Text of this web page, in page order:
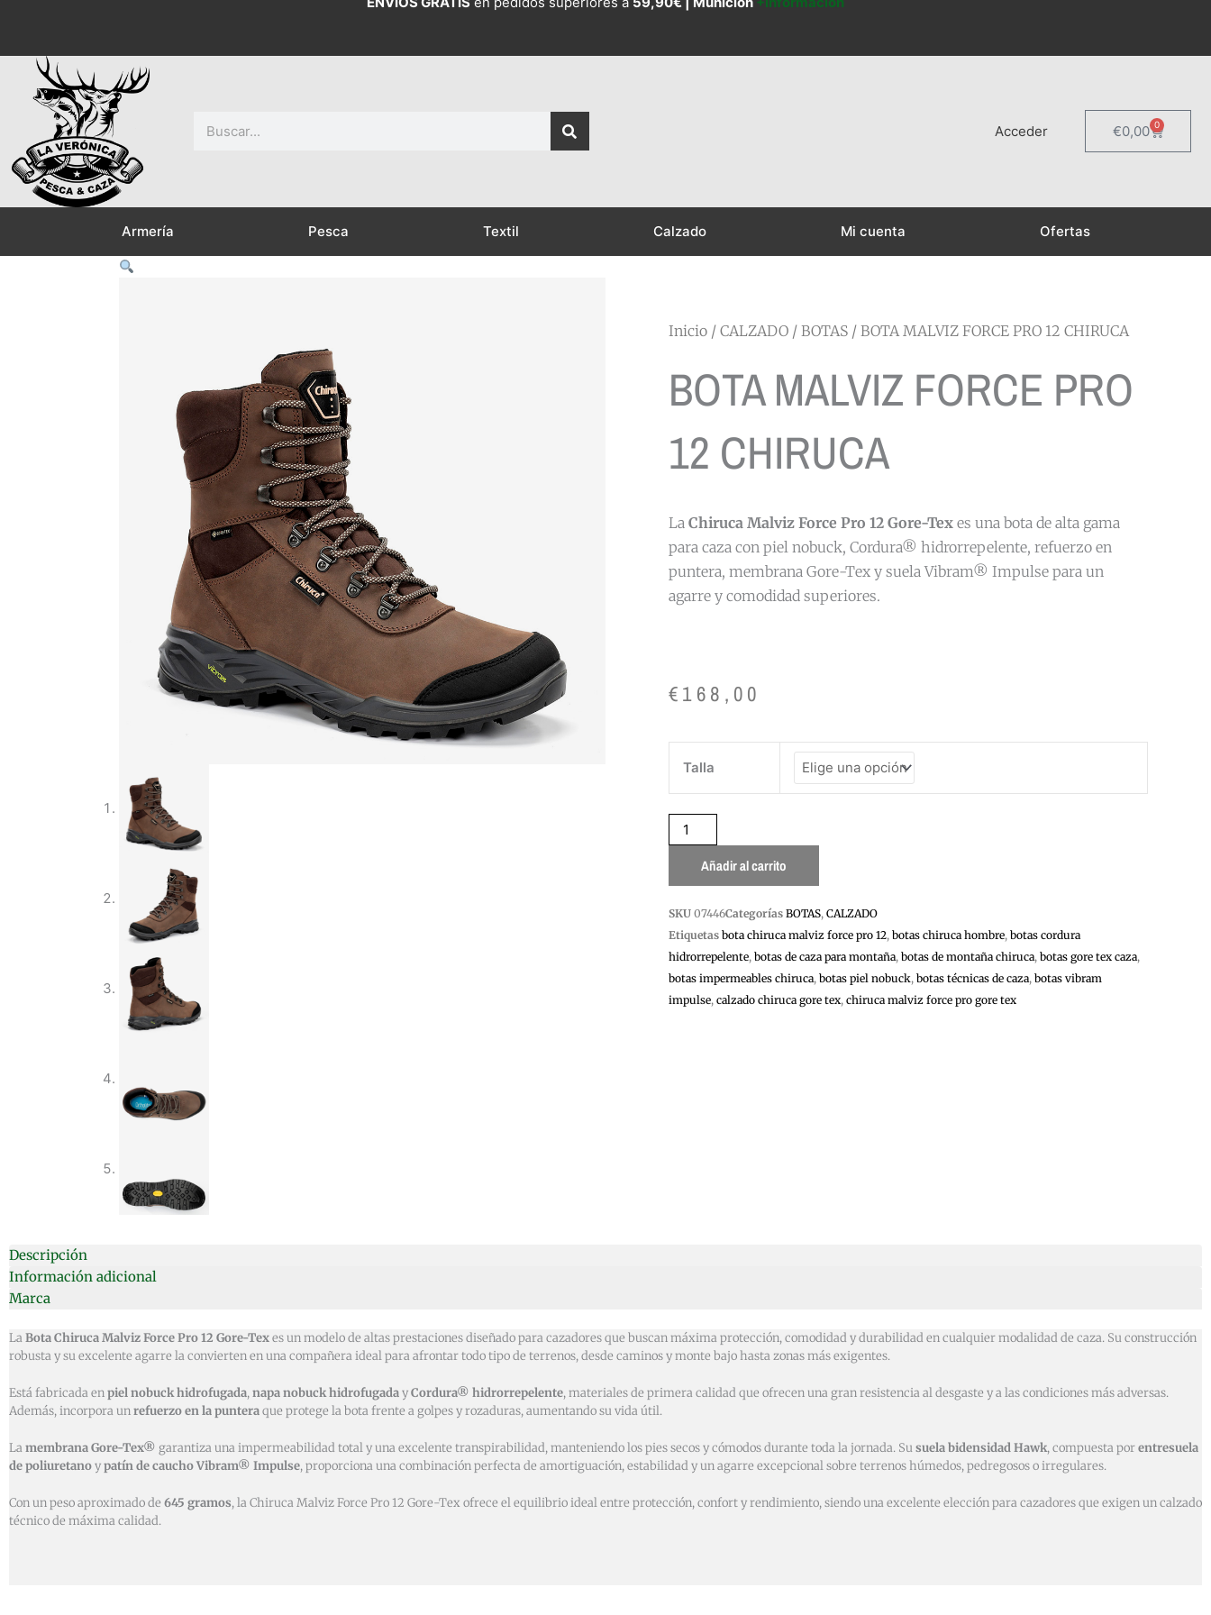
Acceder €0,00 0
Carrito
Armería Pesca Textil Calzado Mi cuenta Ofertas
Inicio / CALZADO / BOTAS / BOTA MALVIZ FORCE PRO 12 CHIRUCA
BOTA MALVIZ FORCE PRO
12 CHIRUCA
La Chiruca Malviz Force Pro 12 Gore-Tex es una bota de alta gama
para caza con piel nobuck, Cordura® hidrorrepelente, refuerzo en
puntera, membrana Gore-Tex y suela Vibram® Impulse para un
agarre y comodidad superiores.
€168,00
Talla
MALVIZ
FORCE
PRO
CHIRUCAAñadir al carrito
SKU 07446Categorías BOTAS, CALZADO
Etiquetas bota chiruca malviz force pro 12, botas chiruca hombre, botas cordura
hidrorrepelente, botas de caza para montaña, botas de montaña chiruca, botas gore tex caza,
botas impermeables chiruca, botas piel nobuck, botas técnicas de caza, botas vibram
impulse, calzado chiruca gore tex, chiruca malviz force pro gore tex
Descripción
Información adicional
Marca
LaBota Chiruca Malviz Force Pro 12 Gore-Texes un modelo de altas prestaciones diseñado para cazadores que buscan máxima protección, comodidad y durabilidad en cualquier modalidad de caza. Su construcción
robusta y su excelente agarre la convierten en una compañera ideal para afrontar todo tipo de terrenos, desde caminos y monte bajo hasta zonas más exigentes.
Está fabricada enpiel nobuck hidrofugada,napa nobuck hidrofugadayCordura® hidrorrepelente, materiales de primera calidad que ofrecen una gran resistencia al desgaste y a las condiciones más adversas.
Además, incorpora unrefuerzo en la punteraque protege la bota frente a golpes y rozaduras, aumentando su vida útil.
Lamembrana Gore-Tex® garantiza una impermeabilidad total y una excelente transpirabilidad, manteniendo los pies secos y cómodos durante toda la jornada. Susuela bidensidad Hawk, compuesta porentresuela
de poliuretanoypatín de caucho Vibram® Impulse, proporciona una combinación perfecta de amortiguación, estabilidad y un agarre excepcional sobre terrenos húmedos, pedregosos o irregulares.
Con un peso aproximado de 645 gramos, la Chiruca Malviz Force Pro 12 Gore-Tex ofrece el equilibrio ideal entre protección, confort y rendimiento, siendo una excelente elección para cazadores que exigen un calzado
técnico de máxima calidad.